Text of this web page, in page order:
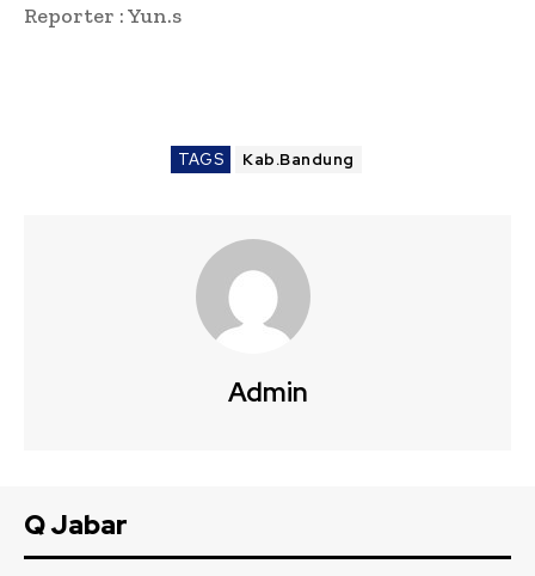
Reporter : Yun.s
TAGS Kab.Bandung
Admin
Q Jabar